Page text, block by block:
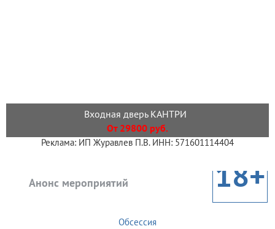
Входная дверь КАНТРИ
От 29800 руб.
Реклама: ИП Журавлев П.В. ИНН: 571601114404
Анонс мероприятий 18+
Обсессия